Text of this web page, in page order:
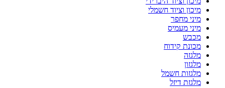
מיכון וציוד חשמלי
מיני מחפר
מיני מעמיס
מכבש
מכונת קידוח
מלגזה
מלגזון
מלגזות חשמל
מלגזת דיזל